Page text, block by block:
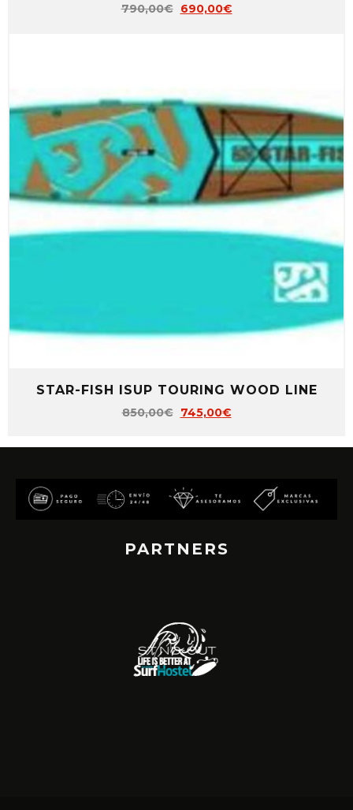
790,00€ 690,00€
STAR-FISH ISUP TOURING WOOD LINE
850,00€ 745,00€
PARTNERS